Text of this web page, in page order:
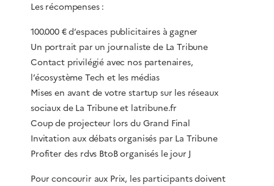
Les récompenses :
100.000 € d’espaces publicitaires à gagner
Un portrait par un journaliste de La Tribune
Contact privilégié avec nos partenaires,
l’écosystème Tech et les médias
Mises en avant de votre startup sur les réseaux
sociaux de La Tribune et latribune.fr
Coup de projecteur lors du Grand Final
Invitation aux débats organisés par La Tribune
Profiter des rdvs BtoB organisés le jour J
Pour concourir aux Prix, les participants doivent